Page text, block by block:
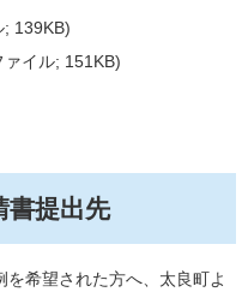
; 139KB)
ァイル; 151KB)
書提出先
希望された方へ、太良町よ